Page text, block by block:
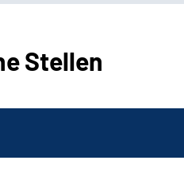
Stellen